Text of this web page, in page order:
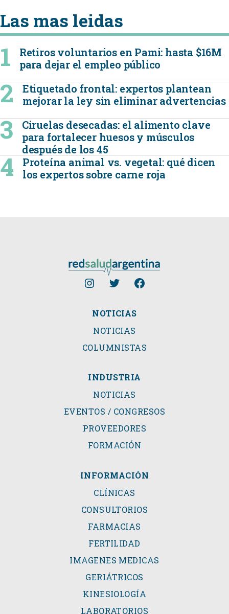
Las mas leidas
Retiros voluntarios en Pami: hasta $16M
para dejar el empleo público
Etiquetado frontal: expertos plantean
mejorar la ley sin eliminar advertencias
Ciruelas desecadas: el alimento clave
para fortalecer huesos y músculos
después de los 45
Proteína animal vs. vegetal: qué dicen
los expertos sobre carne roja
NOTICIAS
NOTICIAS
COLUMNISTAS
INDUSTRIA
NOTICIAS
EVENTOS / CONGRESOS
PROVEEDORES
FORMACIÓN
INFORMACIÓN
CLÍNICAS
CONSULTORIOS
FARMACIAS
FERTILIDAD
IMAGENES MEDICAS
GERIÁTRICOS
KINESIOLOGÍA
LABORATORIOS